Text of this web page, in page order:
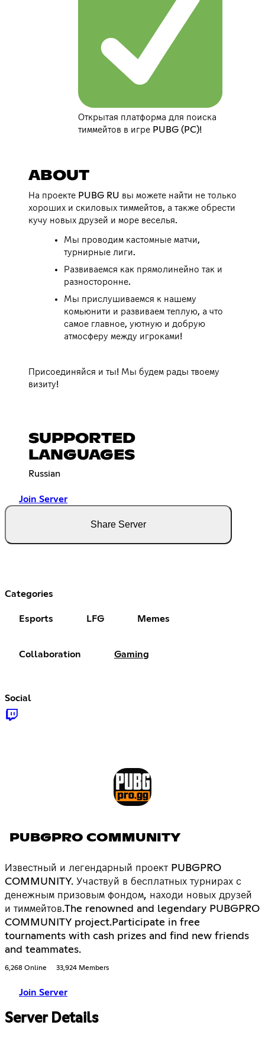
Открытая платформа для поиска
тиммейтов в игре PUBG (PC)!
ABOUT
На проекте PUBG RU вы можете найти не только
хороших и скиловых тиммейтов, а также обрести
кучу новых друзей и море веселья.
Мы проводим кастомные матчи,
турнирные лиги.
Развиваемся как прямолинейно так и
разносторонне.
Мы прислушиваемся к нашему
комьюнити и развиваем теплую, а что
самое главное, уютную и добрую
атмосферу между игроками!
Присоединяйся и ты! Мы будем рады твоему
визиту!
SUPPORTED
LANGUAGES
Russian
Join Server
Share Server
Categories
Esports LFG Memes
Collaboration Gaming
Social
PUBGPRO COMMUNITY
Известный и легендарный проект PUBGPRO
COMMUNITY. Участвуй в бесплатных турнирах с
денежным призовым фондом, находи новых друзей
и тиммейтов.The renowned and legendary PUBGPRO
COMMUNITY project.Participate in free
tournaments with cash prizes and find new friends
and teammates.
6,268 Online 33,924 Members
Join Server
Server Details